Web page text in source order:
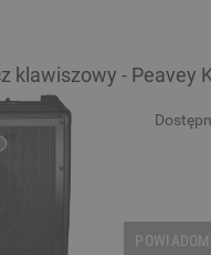
klawiszowy - Peavey